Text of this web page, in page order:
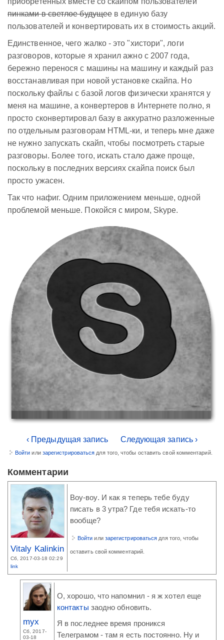
пинками в светлое будущее в единую базу
пользователей и конвертировать их в стоимость акций.
Единственное, чего жалко - это "хистори", логи
разговоров, которые я хранил ажно с 2007 года,
бережно перенося с машины на машину и каждый раз
восстанавливая при новой установке скайпа. Но
поскольку файлы с базой логов физически хранятся у
меня на машине, а конвертеров в Интернете полно, я
просто сконвертировал базу в аккуратно разложенные
по отдельным разговорам HTML-ки, и теперь мне даже
не нужно запускать скайп, чтобы посмотреть старые
разговоры. Более того, искать стало даже проще,
поскольку в последних версиях скайпа поиск был
просто ужасен.
Так что нафиг. Одним приложением меньше, одной
проблемой меньше. Покойся с миром, Skype.
‹ Предыдущая запись Следующая запись ›
Войти или зарегистрироваться для того, чтобы оставить свой комментарий.
Комментарии
Vitaly Kalinkin
Сб, 2017-03-18 02:29
link
Воу-воу. И как я теперь тебе буду
писать в 3 утра? Где тебя искать-то
вообще?
Войти или зарегистрироваться для того, чтобы
оставить свой комментарий.
myx
Сб, 2017-
03-18
О, хорошо, что напомнил - я ж хотел еще
контакты заодно обновить.
Я в последнее время проникся
Телеграмом - там я есть постоянно. Ну и